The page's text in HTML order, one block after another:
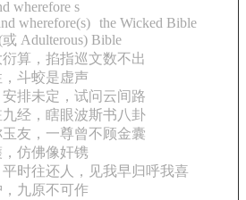
wherefore s
wherefore(s) the Wicked Bible
或 Adulterous) Bible
算，掐指巡文数不出
斗蛟是虚声
排未定，试问云间路
经，瞎眼波斯书八卦
友，一尊曾不顾金囊
仿佛像奸镌
时往还人，见我早归呼我喜
九原不可作